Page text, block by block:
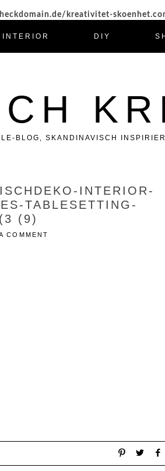
kreativitet-
INTERIOR DIY
BLOG, SKANDINAVISCH
INTERIOR-
TABLESETTING-
(9)
COMMENT